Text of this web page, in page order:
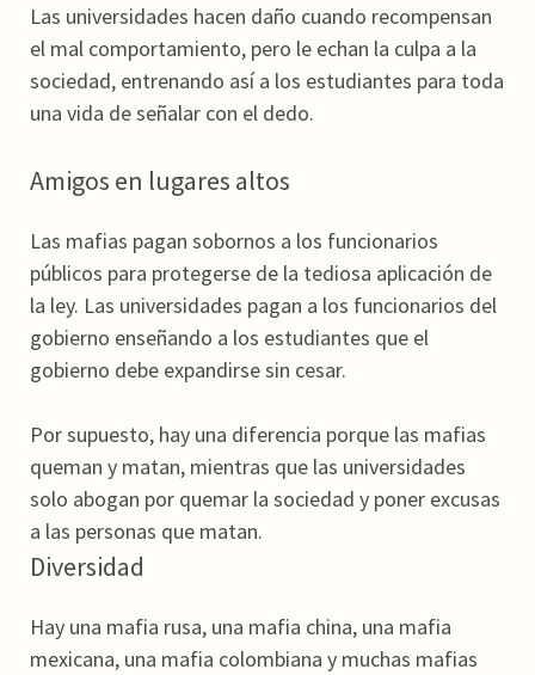
Las universidades hacen daño cuando recompensan
el mal comportamiento, pero le echan la culpa a la
sociedad, entrenando así a los estudiantes para toda
una vida de señalar con el dedo.
Amigos en lugares altos
Las mafias pagan sobornos a los funcionarios
públicos para protegerse de la tediosa aplicación de
la ley. Las universidades pagan a los funcionarios del
gobierno enseñando a los estudiantes que el
gobierno debe expandirse sin cesar.
Por supuesto, hay una diferencia porque las mafias
queman y matan, mientras que las universidades
solo abogan por quemar la sociedad y poner excusas
a las personas que matan.
Diversidad
Hay una mafia rusa, una mafia china, una mafia
mexicana, una mafia colombiana y muchas mafias